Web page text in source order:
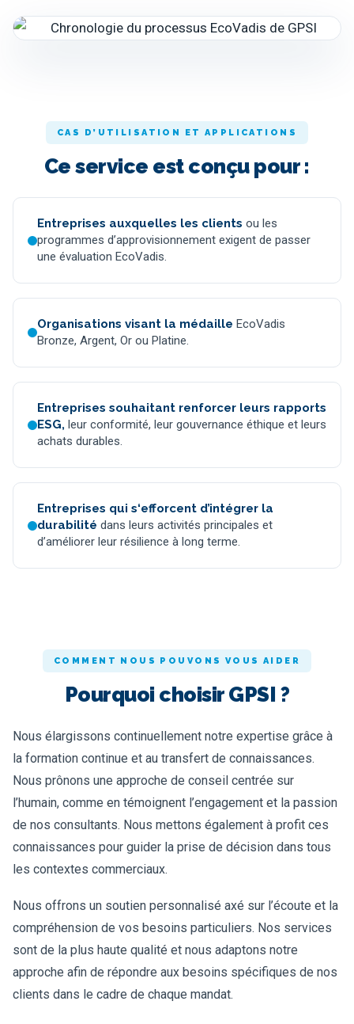
CAS D’UTILISATION ET APPLICATIONS
Ce service est conçu pour :
Entreprises auxquelles les clients ou les
programmes d’approvisionnement exigent de passer
une évaluation EcoVadis.
Organisations visant la médaille EcoVadis
Bronze, Argent, Or ou Platine.
Entreprises souhaitant renforcer leurs rapports
ESG, leur conformité, leur gouvernance éthique et leurs
achats durables.
Entreprises qui s‘efforcent d’intégrer la
durabilité dans leurs activités principales et
d’améliorer leur résilience à long terme.
COMMENT NOUS POUVONS VOUS AIDER
Pourquoi choisir GPSI ?
Nous élargissons continuellement notre expertise grâce à
la formation continue et au transfert de connaissances.
Nous prônons une approche de conseil centrée sur
l’humain, comme en témoignent l’engagement et la passion
de nos consultants. Nous mettons également à profit ces
connaissances pour guider la prise de décision dans tous
les contextes commerciaux.
Nous offrons un soutien personnalisé axé sur l’écoute et la
compréhension de vos besoins particuliers. Nos services
sont de la plus haute qualité et nous adaptons notre
approche afin de répondre aux besoins spécifiques de nos
clients dans le cadre de chaque mandat.